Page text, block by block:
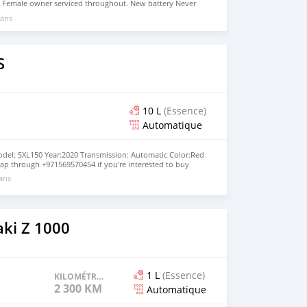
Female owner serviced throughout. New battery Never
for serious buyers(No silly offers pls). All stock
Just like brand new. contact on whatsap through
to take
10 L (Essence)
Automatique
SXL150 Year:2020 Transmission: Automatic Color:Red
through +971569570454 if you're interested to buy
Z 1000
KILOMÉTRAGE
2 300 KM
1 L (Essence)
Automatique